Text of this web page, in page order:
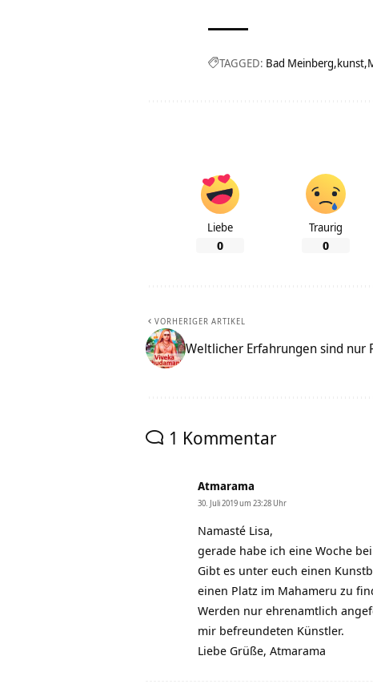
TAGGED: Bad Meinberg kunst
Liebe
0
Traurig
0
VORHERIGER ARTIKEL
Weltlicher Erfahrungen sind nur
1 Kommentar
Atmarama
30. Juli 2019 um 23:28 Uhr
Namasté Lisa,
gerade habe ich eine Woche
Gibt es unter euch einen
einen Platz im Mahameru zu
Werden nur ehrenamtlich
mir befreundeten Künstler.
Liebe Grüße, Atmarama